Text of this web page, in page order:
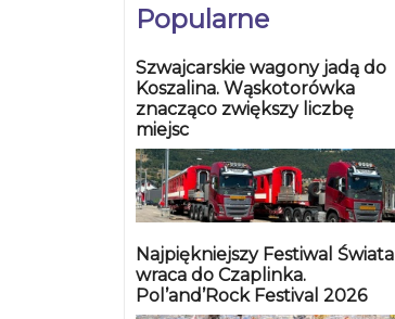
Popularne
Szwajcarskie wagony jadą do
Koszalina. Wąskotorówka
znacząco zwiększy liczbę
miejsc
Najpiękniejszy Festiwal Świata
wraca do Czaplinka.
Pol’and’Rock Festival 2026